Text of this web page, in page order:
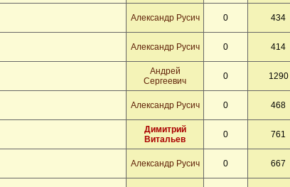
Александр Русич 0 434
Александр Русич 0 414
Андрей
Сергеевич
0 1290
Александр Русич 0 468
Димитрий
Витальев
0 761
Александр Русич 0 667